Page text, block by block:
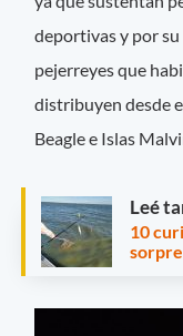
deportivas y por
pejerreyes que
distribuyen desde
Beagle e Islas
Leé
10